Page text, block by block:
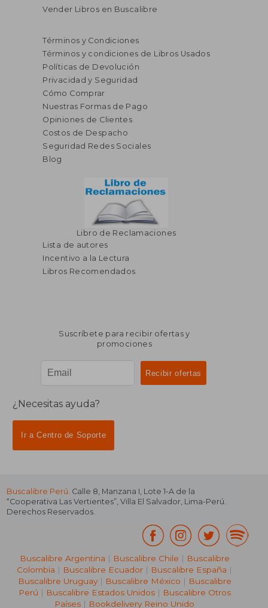
Vender Libros en Buscalibre
Términos y Condiciones
Términos y condiciones de Libros Usados
Políticas de Devolución
Privacidad y Seguridad
Cómo Comprar
Nuestras Formas de Pago
Opiniones de Clientes
Costos de Despacho
Seguridad Redes Sociales
Blog
Libro de Reclamaciones
Lista de autores
Incentivo a la Lectura
Libros Recomendados
Suscríbete para recibir ofertas y
promociones
¿Necesitas ayuda?
Ir a Centro de Soporte
Buscalibre Perú . Calle 8, Manzana I, Lote 1-A de la
“Cooperativa Las Vertientes”, Villa El Salvador, Lima-Perú.
Derechos Reservados.
Buscalibre Argentina | Buscalibre Chile | Buscalibre
Colombia | Buscalibre Ecuador | Buscalibre España |
Buscalibre Uruguay| Buscalibre México | Buscalibre
Perú | Buscalibre Estados Unidos| Buscalibre Otros
Países | Bookdelivery Reino Unido